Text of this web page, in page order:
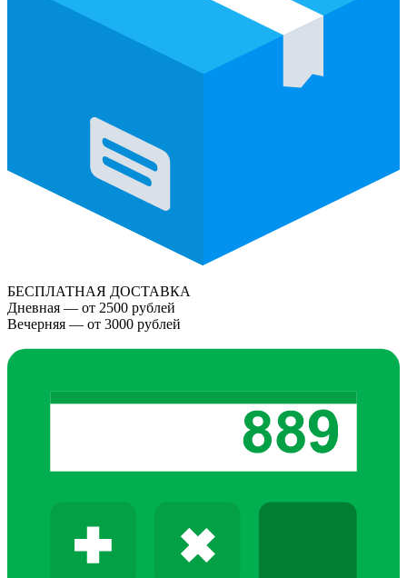
БЕСПЛАТНАЯ ДОСТАВКА
Дневная — от 2500 рублей
Вечерняя — от 3000 рублей